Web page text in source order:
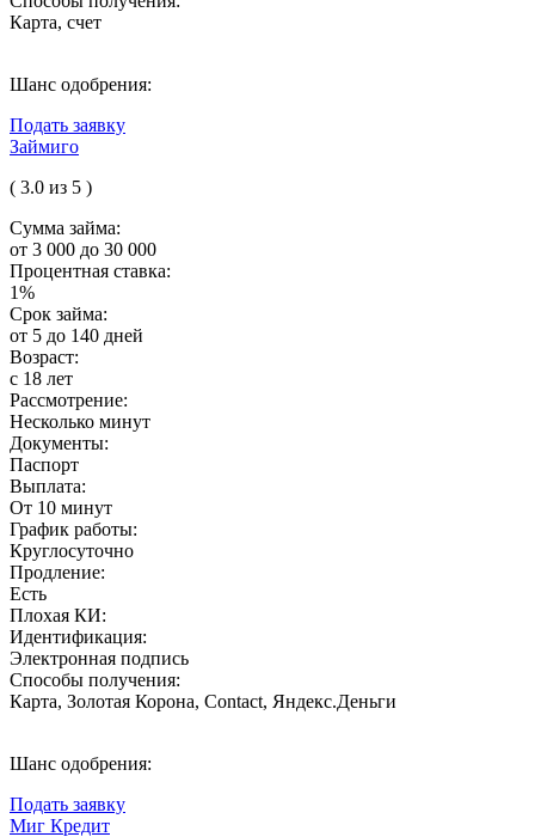
Карта, счет
Шанс одобрения:
Подать заявку
Займиго
( 3.0 из 5 )
Сумма займа:
от 3 000 до 30 000
Процентная ставка:
1%
Срок займа:
от 5 до 140 дней
Возраст:
с 18 лет
Рассмотрение:
Несколько минут
Документы:
Паспорт
Выплата:
От 10 минут
График работы:
Круглосуточно
Продление:
Есть
Плохая КИ:
Идентификация:
Электронная подпись
Способы получения:
Карта, Золотая Корона, Contact, Яндекс.Деньги
Шанс одобрения:
Подать заявку
Миг Кредит